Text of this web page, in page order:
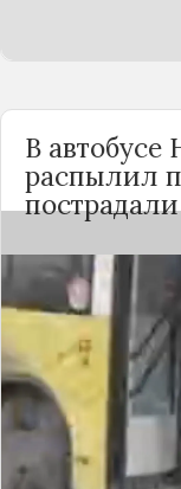
В
распылил
Вечером 24
№18 в
применением
сообщили
«Инцидент
мужчина с
с кондуктором,
пассажирами.
газовый